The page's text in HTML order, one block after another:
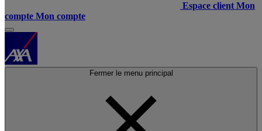
Espace client Mon
compte Mon compte
Fermer le menu principal